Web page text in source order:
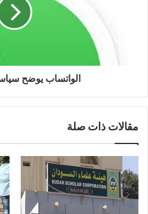
الواتساب يوضح
مقالات ذات صلة